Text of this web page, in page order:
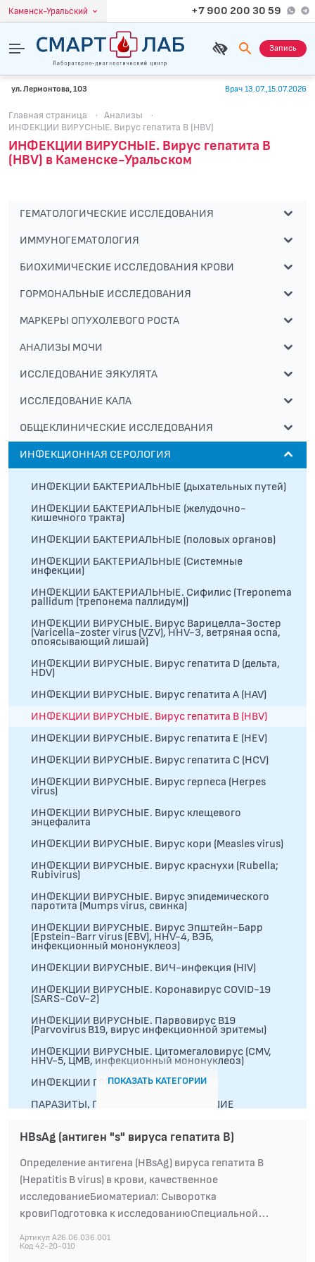
Каменск-Уральский +7 900 200 30 59
Запись
ул. Лермонтова, 103 Врач 13.07.,15.07.2026
Главная страница · Анализы
·
ИНФЕКЦИИ ВИРУСНЫЕ. Вирус гепатита В (HBV)
ИНФЕКЦИИ ВИРУСНЫЕ. Вирус гепатита В
(HBV) в Каменске-Уральском
ГЕМАТОЛОГИЧЕСКИЕ ИССЛЕДОВАНИЯ
ИММУНОГЕМАТОЛОГИЯ
БИОХИМИЧЕСКИЕ ИССЛЕДОВАНИЯ КРОВИ
ГОРМОНАЛЬНЫЕ ИССЛЕДОВАНИЯ
МАРКЕРЫ ОПУХОЛЕВОГО РОСТА
АНАЛИЗЫ МОЧИ
ИССЛЕДОВАНИЕ ЭЯКУЛЯТА
ИССЛЕДОВАНИЕ КАЛА
ОБЩЕКЛИНИЧЕСКИЕ ИССЛЕДОВАНИЯ
ИНФЕКЦИОННАЯ СЕРОЛОГИЯ
ИНФЕКЦИИ БАКТЕРИАЛЬНЫЕ (дыхательных путей)
ИНФЕКЦИИ БАКТЕРИАЛЬНЫЕ (желудочно-
кишечного тракта)
ИНФЕКЦИИ БАКТЕРИАЛЬНЫЕ (половых органов)
ИНФЕКЦИИ БАКТЕРИАЛЬНЫЕ (Системные
инфекции)
ИНФЕКЦИИ БАКТЕРИАЛЬНЫЕ. Сифилис (Treponema
pallidum (трепонема паллидум))
ИНФЕКЦИИ ВИРУСНЫЕ. Вирус Варицелла-Зостер
(Varicella-zoster virus (VZV), HHV-3, ветряная оспа,
опоясывающий лишай)
ИНФЕКЦИИ ВИРУСНЫЕ. Вирус гепатита D (дельта,
HDV)
ИНФЕКЦИИ ВИРУСНЫЕ. Вирус гепатита А (HAV)
ИНФЕКЦИИ ВИРУСНЫЕ. Вирус гепатита В (HBV)
ИНФЕКЦИИ ВИРУСНЫЕ. Вирус гепатита Е (HEV)
ИНФЕКЦИИ ВИРУСНЫЕ. Вирус гепатита С (HCV)
ИНФЕКЦИИ ВИРУСНЫЕ. Вирус герпеса (Herpes
virus)
ИНФЕКЦИИ ВИРУСНЫЕ. Вирус клещевого
энцефалита
ИНФЕКЦИИ ВИРУСНЫЕ. Вирус кори (Measles virus)
ИНФЕКЦИИ ВИРУСНЫЕ. Вирус краснухи (Rubella;
Rubivirus)
ИНФЕКЦИИ ВИРУСНЫЕ. Вирус эпидемического
паротита (Mumps virus, свинка)
ИНФЕКЦИИ ВИРУСНЫЕ. Вирус Эпштейн-Барр
(Epstein-Barr virus (EBV), HHV-4, ВЭБ,
инфекционный мононуклеоз)
ИНФЕКЦИИ ВИРУСНЫЕ. ВИЧ-инфекция (HIV)
ИНФЕКЦИИ ВИРУСНЫЕ. Коронавирус COVID-19
(SARS-CoV-2)
ИНФЕКЦИИ ВИРУСНЫЕ. Парвовирус B19
(Parvovirus B19, вирус инфекционной эритемы)
ИНФЕКЦИИ ВИРУСНЫЕ. Цитомегаловирус (CMV,
HHV-5, ЦМВ, инфекционный мононуклеоз)
ИНФЕКЦИИ ГРИБКОВЫЕ
ПАРАЗИТЫ, ГЕЛЬМИНТЫ, ПРОСТЕЙШИЕ
ИММУНОЛОГИЧЕСКИЕ ИССЛЕДОВАНИЯ
АУТОИММУННАЯ ПАТОЛОГИЯ
ГЕНЕТИКА
АЛЛЕРГОЛОГИЧЕСКИЕ ИССЛЕДОВАНИЯ
АЛЛЕРГОЛОГИЧЕСКИЕ ИССЛЕДОВАНИЯ
ПОКАЗАТЬ КАТЕГОРИИ
HВsAg (антиген "s" вируса гепатита В)
Определение антигена (HBsAg) вируса гепатита B
(Hepatitis B virus) в крови, качественное
исследованиеБиоматериал: Сыворотка
кровиПодготовка к исследованиюСпециальной
крови проводится натощак или не ранее, чем через 4
Артикул A26.06.036.001
Код 42-20-010